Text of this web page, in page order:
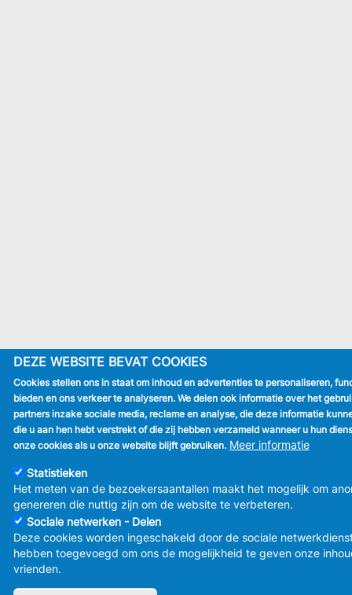
DEZE WEBSITE BEVAT COOKIES
Cookies stellen ons in staat om inhoud en advertenties te personaliseren,
bieden en ons verkeer te analyseren. We delen ook informatie over het
partners inzake sociale media, reclame en analyse, die deze informatie
die u aan hen hebt verstrekt of die zij hebben verzameld wanneer u hun
onze cookies als u onze website blijft gebruiken. Meer informatie
Statistieken
Het meten van de bezoekersaantallen maakt het mogelijk om
genereren die nuttig zijn om de website te verbeteren.
Sociale netwerken - Delen
Deze cookies worden ingeschakeld door de sociale
hebben toegevoegd om ons de mogelijkheid te geven onze
vrienden.